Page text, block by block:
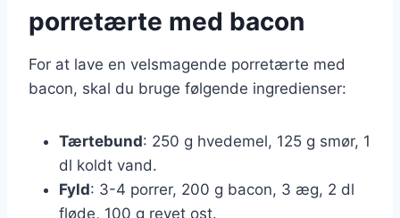
porretærte med bacon
For at lave en velsmagende porretærte med
bacon, skal du bruge følgende ingredienser:
Tærtebund: 250 g hvedemel, 125 g smør, 1
dl koldt vand.
Fyld: 3-4 porrer, 200 g bacon, 3 æg, 2 dl
fløde, 100 g revet ost.